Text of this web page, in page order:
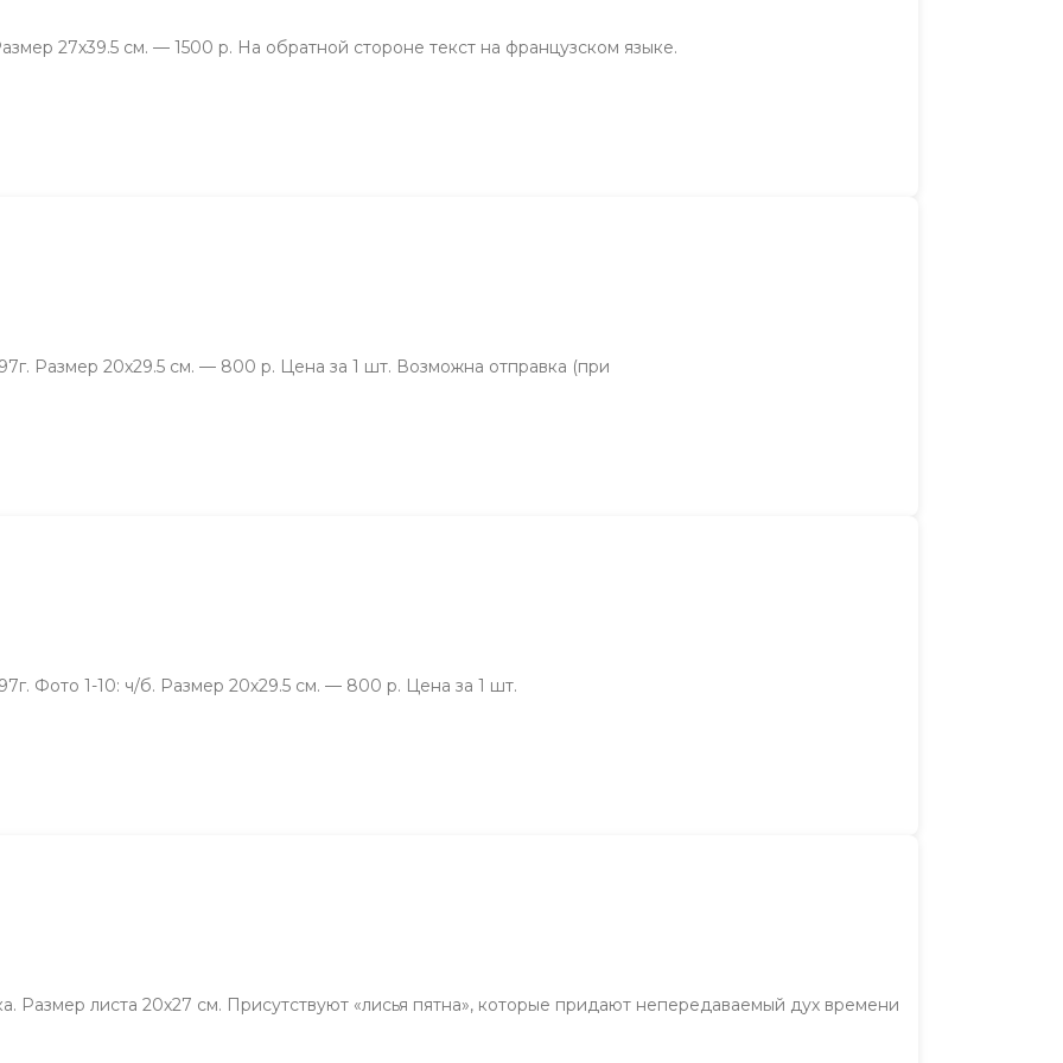
27х39.5 см. — 1500 р. На обратной стороне текст на французском языке.
Размер 20х29.5 см. — 800 р. Цена за 1 шт. Возможна отправка (при
Фото 1-10: ч/б. Размер 20х29.5 см. — 800 р. Цена за 1 шт.
Размер листа 20х27 см. Присутствуют «лисья пятна», которые придают непередаваемый дух времени